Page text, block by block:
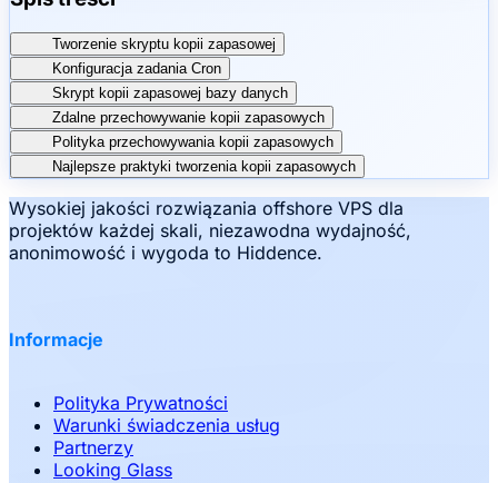
Tworzenie skryptu kopii zapasowej
Konfiguracja zadania Cron
Skrypt kopii zapasowej bazy danych
Zdalne przechowywanie kopii zapasowych
Polityka przechowywania kopii zapasowych
Najlepsze praktyki tworzenia kopii zapasowych
Wysokiej jakości rozwiązania offshore VPS dla
projektów każdej skali, niezawodna wydajność,
anonimowość i wygoda to Hiddence.
Informacje
Polityka Prywatności
Warunki świadczenia usług
Partnerzy
Looking Glass